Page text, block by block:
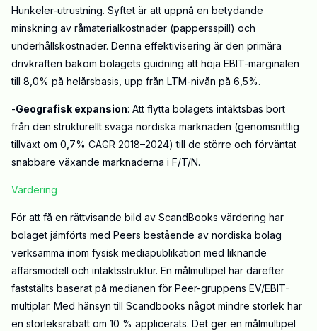
Hunkeler-utrustning. Syftet är att uppnå en betydande
minskning av råmaterialkostnader (pappersspill) och
underhållskostnader. Denna effektivisering är den primära
drivkraften bakom bolagets guidning att höja EBIT-marginalen
till 8,0% på helårsbasis, upp från LTM-nivån på 6,5%.
-Geografisk expansion: Att flytta bolagets intäktsbas bort
från den strukturellt svaga nordiska marknaden (genomsnittlig
tillväxt om 0,7% CAGR 2018–2024) till de större och förväntat
snabbare växande marknaderna i F/T/N.
Värdering
För att få en rättvisande bild av ScandBooks värdering har
bolaget jämförts med Peers bestående av nordiska bolag
verksamma inom fysisk mediapublikation med liknande
affärsmodell och intäktsstruktur. En målmultipel har därefter
fastställts baserat på medianen för Peer-gruppens EV/EBIT-
multiplar. Med hänsyn till Scandbooks något mindre storlek har
en storleksrabatt om 10 % applicerats. Det ger en målmultipel